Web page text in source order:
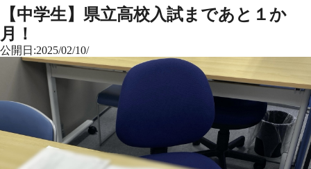
【中学生】県立高校入試まであと１か
月！
公開日:2025/02/10/